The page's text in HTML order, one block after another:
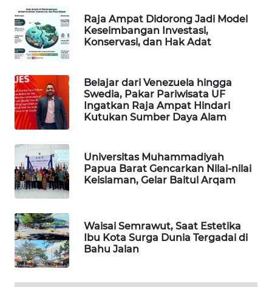
Raja Ampat Didorong Jadi Model
Keseimbangan Investasi,
Konservasi, dan Hak Adat
Belajar dari Venezuela hingga
Swedia, Pakar Pariwisata UF
Ingatkan Raja Ampat Hindari
Kutukan Sumber Daya Alam
Universitas Muhammadiyah
Papua Barat Gencarkan Nilai-nilai
Keislaman, Gelar Baitul Arqam
Waisai Semrawut, Saat Estetika
Ibu Kota Surga Dunia Tergadai di
Bahu Jalan
PORTAL
KONSUMEN
ALPERKLINAS
FORJASIDA
TAMBANG
NEWS
NEWS
SIDIKALANG
NEWS